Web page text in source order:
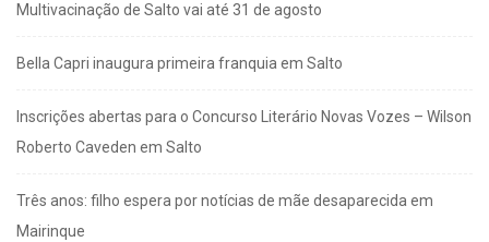
Multivacinação de Salto vai até 31 de agosto
Bella Capri inaugura primeira franquia em Salto
Inscrições abertas para o Concurso Literário Novas Vozes – Wilson
Roberto Caveden em Salto
Três anos: filho espera por notícias de mãe desaparecida em
Mairinque